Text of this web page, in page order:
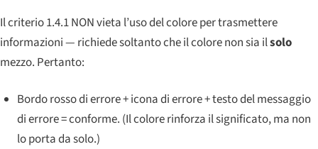
Il criterio 1.4.1 NON vieta l’uso del colore per trasmettere
informazioni — richiede soltanto che il colore non sia ilsolo
mezzo. Pertanto:
Bordo rosso di errore + icona di errore + testo del messaggio
di errore = conforme. (Il colore rinforza il significato, ma non
lo porta da solo.)